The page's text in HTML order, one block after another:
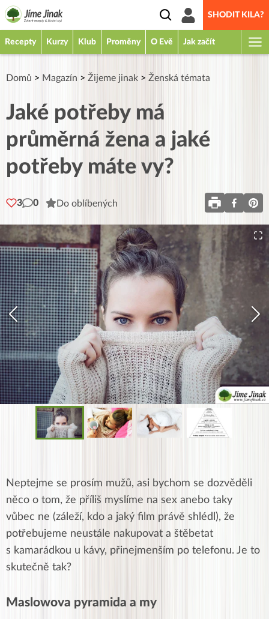
SHODIT KILA?
Recepty Kurzy Klub Proměny O Evě Jak začít
Domů > Magazín > Žijeme jinak > Ženská témata
Jaké potřeby má
průměrná žena a jaké
potřeby máte vy?
3 0 Do oblíbených
Neptejme se prosím mužů, asi bychom se dozvěděli
něco o tom, že příliš myslíme na sex anebo taky
vůbec ne (záleží, kdo a jaký film právě shlédl), že
potřebujeme neustále nakupovat a štěbetat
s kamarádkou u kávy, přinejmenším po telefonu. Je to
skutečně tak?
Maslowova pyramida a my